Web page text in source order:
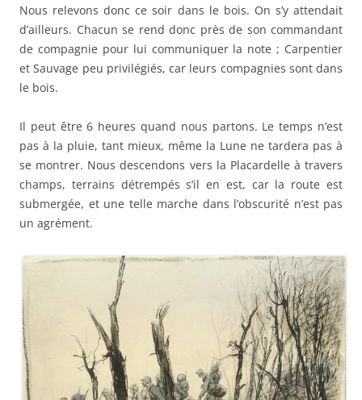
Nous relevons donc ce soir dans le bois. On s’y attendait
d’ailleurs. Chacun se rend donc près de son commandant
de compagnie pour lui communiquer la note ; Carpentier
et Sauvage peu privilégiés, car leurs compagnies sont dans
le bois.
Il peut être 6 heures quand nous partons. Le temps n’est
pas à la pluie, tant mieux, même la Lune ne tardera pas à
se montrer. Nous descendons vers la Placardelle à travers
champs, terrains détrempés s’il en est, car la route est
submergée, et une telle marche dans l’obscurité n’est pas
un agrément.